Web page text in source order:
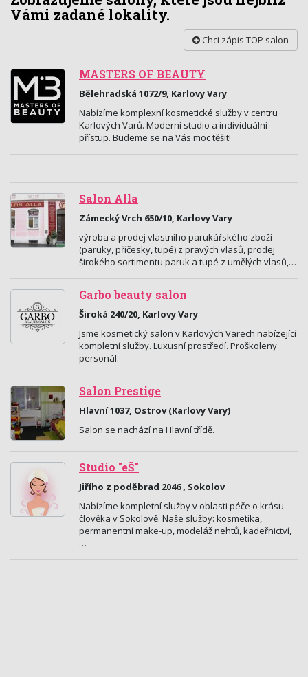
Vámi zadané lokality.
Chci zápis TOP salon
MASTERS OF BEAUTY
Bělehradská 1072/9, Karlovy Vary
Nabízíme komplexní kosmetické služby v centru
Karlových Varů. Moderní studio a individuální
přístup. Budeme se na Vás moc těšit!
Salon Alla
Zámecký Vrch 650/10, Karlovy Vary
výroba a prodej vlastního parukářského zboží
(paruky, příčesky, tupé) z pravých vlasů, prodej
širokého sortimentu paruk a tupé z umělých vlasů,…
Garbo beauty salon
Široká 240/20, Karlovy Vary
Jsme kosmetický salon v Karlových Varech nabízející
kompletní služby. Luxusní prostředí. Proškoleny
personál.
Salon Prestige
Hlavní 1037, Ostrov (Karlovy Vary)
Salon se nachází na Hlavní třídě.
Studio "eŠ"
Jiřího z poděbrad 2046 , Sokolov
Nabízíme kompletní služby v oblasti péče o krásu
člověka v Sokolově. Naše služby: kosmetika,
permanentní make-up, modeláž nehtů, kadeřnictví,
…